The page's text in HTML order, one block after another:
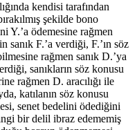
kendisi tarafından
şekilde bono
Y.’a ödemesine rağmen
F.’a verdiği, F.’ın söz
rağmen sanık D.’ya
sanıkların söz konusu
rağmen D. aracılığı ile
katılanın söz konusu
senet bedelini ödediğini
bir delil ibraz edememiş